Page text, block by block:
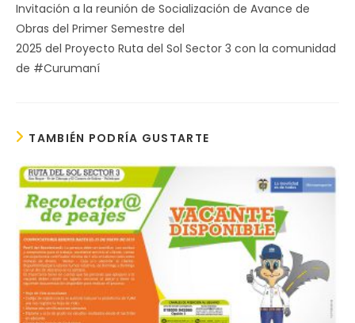
Invitación a la reunión de Socialización de Avance de
Obras del Primer Semestre del
2025 del Proyecto Ruta del Sol Sector 3 con la comunidad
de #Curumaní
TAMBIÉN PODRÍA GUSTARTE